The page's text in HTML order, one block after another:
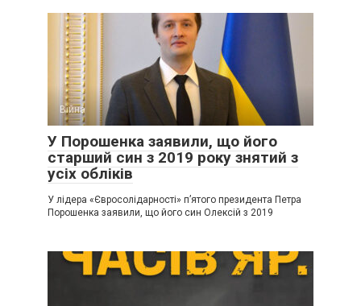
Війна
У Порошенка заявили, що його
старший син з 2019 року знятий з
усіх обліків
У лідера «Євросолідарності» п’ятого президента Петра
Порошенка заявили, що його син Олексій з 2019